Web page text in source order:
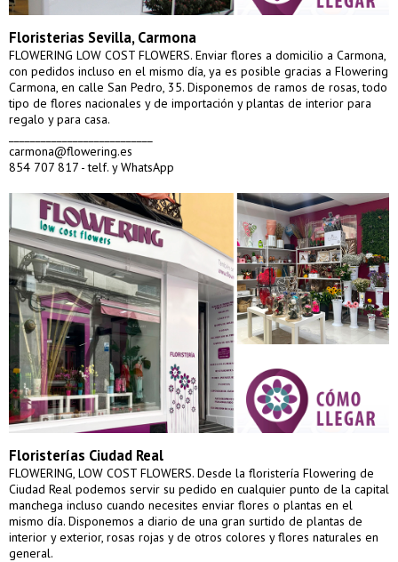
Floristerias Sevilla, Carmona
FLOWERING LOW COST FLOWERS. Enviar flores a domicilio a Carmona,
con pedidos incluso en el mismo día, ya es posible gracias a Flowering
Carmona, en calle San Pedro, 35. Disponemos de ramos de rosas, todo
tipo de flores nacionales y de importación y plantas de interior para
regalo y para casa.
carmona@flowering.es
854 707 817 - telf. y WhatsApp
Floristerías Ciudad Real
FLOWERING, LOW COST FLOWERS. Desde la floristería Flowering de
Ciudad Real podemos servir su pedido en cualquier punto de la capital
manchega incluso cuando necesites enviar flores o plantas en el
mismo día. Disponemos a diario de una gran surtido de plantas de
interior y exterior, rosas rojas y de otros colores y flores naturales en
general.